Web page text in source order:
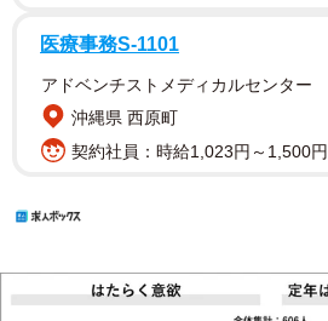
医療事務S-1101
アドベンチストメディカルセンター
沖縄県 西原町
契約社員：時給1,023円～1,500円